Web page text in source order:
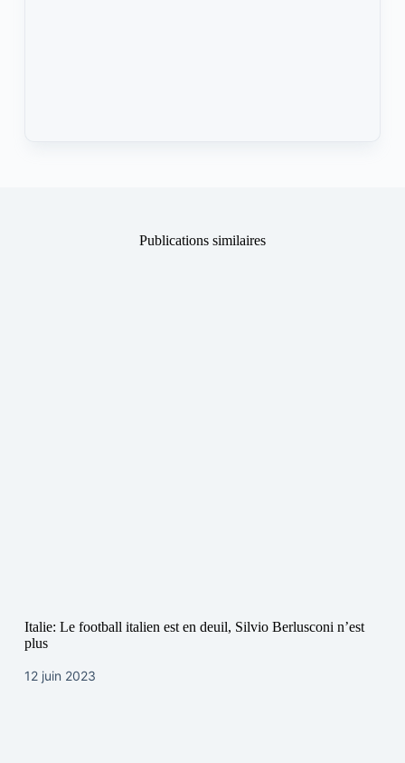
Publications similaires
Italie: Le football italien est en deuil, Silvio Berlusconi n’est
plus
12 juin 2023